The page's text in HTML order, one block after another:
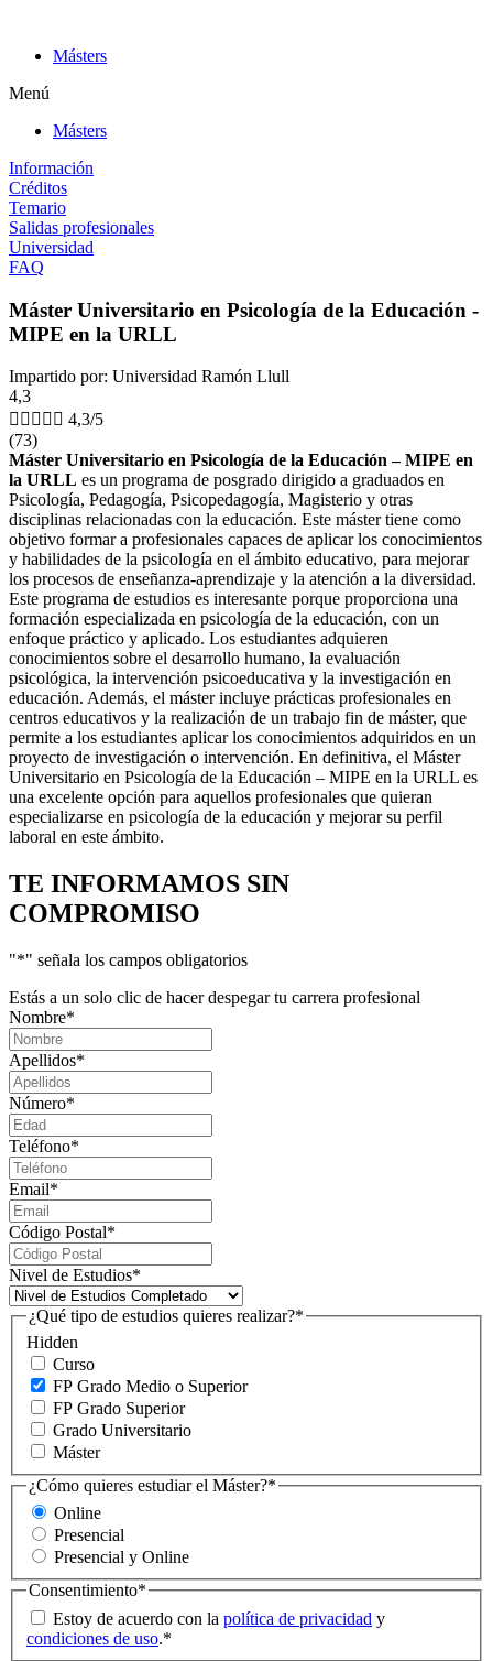
contenidoMásters
Menú
Másters
Información
Créditos
Temario
Salidas profesionales
Universidad
FAQ
Máster Universitario en Psicología de la Educación -
MIPE en la URLL
Impartido por: Universidad Ramón Llull
4,3
     4,3/5
(73)
Máster Universitario en Psicología de la Educación – MIPE en
la URLL es un programa de posgrado dirigido a graduados en
Psicología, Pedagogía, Psicopedagogía, Magisterio y otras
disciplinas relacionadas con la educación. Este máster tiene como
objetivo formar a profesionales capaces de aplicar los conocimientos
y habilidades de la psicología en el ámbito educativo, para mejorar
los procesos de enseñanza-aprendizaje y la atención a la diversidad.
Este programa de estudios es interesante porque proporciona una
formación especializada en psicología de la educación, con un
enfoque práctico y aplicado. Los estudiantes adquieren
conocimientos sobre el desarrollo humano, la evaluación
psicológica, la intervención psicoeducativa y la investigación en
educación. Además, el máster incluye prácticas profesionales en
centros educativos y la realización de un trabajo fin de máster, que
permite a los estudiantes aplicar los conocimientos adquiridos en un
proyecto de investigación o intervención. En definitiva, el Máster
Universitario en Psicología de la Educación – MIPE en la URLL es
una excelente opción para aquellos profesionales que quieran
especializarse en psicología de la educación y mejorar su perfil
laboral en este ámbito.
TE INFORMAMOS SIN
COMPROMISO
"*" señala los campos obligatorios
Estás a un solo clic de hacer despegar tu carrera profesional
Nombre*
Apellidos*
Número*
Teléfono*
Email*
Código Postal*
Nivel de Estudios*
Hidden
¿Qué tipo de estudios quieres realizar?*
Curso
FP Grado Medio o Superior
FP Grado Superior
Grado Universitario
Máster
¿Cómo quieres estudiar el Máster?*
Online
Presencial
Presencial y Online
Consentimiento*
Estoy de acuerdo con la política de privacidad y
condiciones de uso.*